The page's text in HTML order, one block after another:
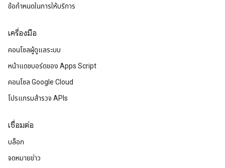
ข้อกำหนดในการให้บริการ
เครื่องมือ
คอนโซลผู้ดูแลระบบ
หน้าแดชบอร์ดของ Apps Script
คอนโซล Google Cloud
โปรแกรมสำรวจ APIs
เชื่อมต่อ
บล็อก
จดหมายข่าว